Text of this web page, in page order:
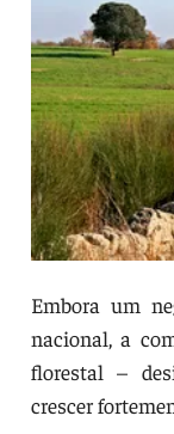
Embora um
nacional, a
florestal –
crescer